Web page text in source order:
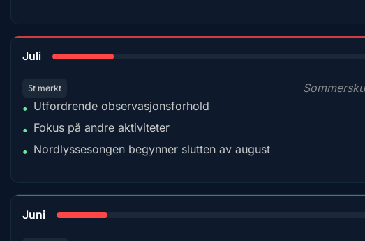
Juli
5t mørkt
• Utfordrende observasjonsforhold
• Fokus på andre aktiviteter
• Nordlyssesongen begynner slutten av august
Juni